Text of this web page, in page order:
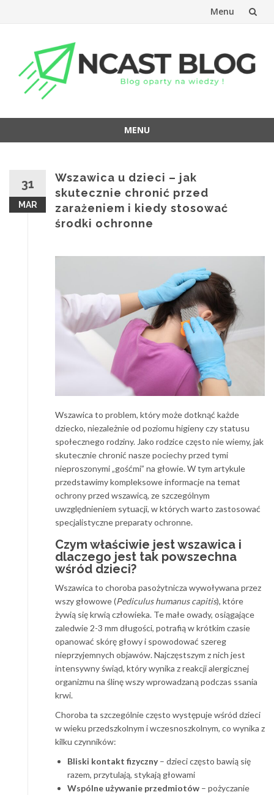
Menu
treści
MENU
31
MAR
Wszawica u dzieci – jak
skutecznie chronić przed
zarażeniem i kiedy stosować
środki ochronne
Wszawica to problem, który może dotknąć każde
dziecko, niezależnie od poziomu higieny czy statusu
społecznego rodziny. Jako rodzice często nie wiemy, jak
skutecznie chronić nasze pociechy przed tymi
nieproszonymi „gośćmi” na głowie. W tym artykule
przedstawimy kompleksowe informacje na temat
ochrony przed wszawicą, ze szczególnym
uwzględnieniem sytuacji, w których warto zastosować
specjalistyczne preparaty ochronne.
Czym właściwie jest wszawica i
dlaczego jest tak powszechna
wśród dzieci?
Wszawica to choroba pasożytnicza wywoływana przez
wszy głowowe (Pediculus humanus capitis), które
żywią się krwią człowieka. Te małe owady, osiągające
zaledwie 2-3 mm długości, potrafią w krótkim czasie
opanować skórę głowy i spowodować szereg
nieprzyjemnych objawów. Najczęstszym z nich jest
intensywny świąd, który wynika z reakcji alergicznej
organizmu na ślinę wszy wprowadzaną podczas ssania
krwi.
Choroba ta szczególnie często występuje wśród dzieci
w wieku przedszkolnym i wczesnoszkolnym, co wynika z
kilku czynników:
Bliski kontakt fizyczny– dzieci często bawią się
razem, przytulają, stykają głowami
Wspólne używanie przedmiotów – pożyczanie